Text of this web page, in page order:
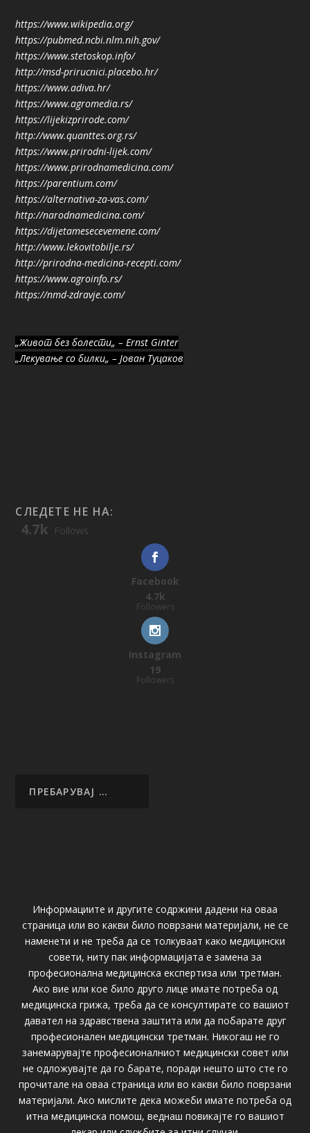
https://www.wikipedia.org/
https://pubmed.ncbi.nlm.nih.gov/
https://www.stetoskop.info/
http://msd-prirucnici.placebo.hr/
https://www.adiva.hr/
https://www.agromedia.rs/
https://lijekizprirode.com/
http://www.quanttes.org.rs/
https://www.prirodni-lijek.com/
https://www.prirodnamedicina.com/
https://parentium.com/
https://alternativa-za-vas.com/
http://narodnamedicina.com/
https://dijetamesecevemene.com/
http://www.lekovitobilje.rs/
http://prirodna-medicina-recepti.com/
https://www.agroinfo.rs/
https://nmd-zdravje.com/
„Живот без болести„ – Ernst Ginter
„Лекување со билки„ – Јован Туцаков
СЛЕДЕТЕ НЕ НА:
4.7k Follows
Facebook
4.7k
Followers
Instagram
19
Followers
Информациите и другите содржини дадени на оваа
страница или во какви било поврзани материјали, не се
наменети и не треба да се толкуваат како медицински
совети, ниту пак информацијата е замена за
професионална медицинска експертиза или третман.
Ако вие или кое било друго лице имате потреба од
медицинска грижа, треба да се консултирате со вашиот
давател на здравствена заштита или да побарате друг
професионален медицински третман. Никогаш не го
занемарувајте професионалниот медицински совет или
не одложувајте да го барате, поради нешто што сте го
прочитале на оваа страница или во какви било поврзани
материјали. Ако мислите дека можеби имате потреба од
итна медицинска помош, веднаш повикајте го вашиот